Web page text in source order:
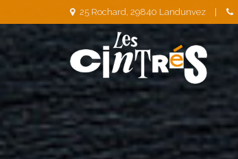
25 Rochard, 29840 Landunvez